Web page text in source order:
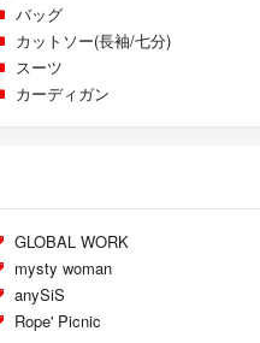
バッグ
カットソー(長袖/七分)
スーツ
カーディガン
GLOBAL WORK
mysty woman
anySiS
Rope' Picnic